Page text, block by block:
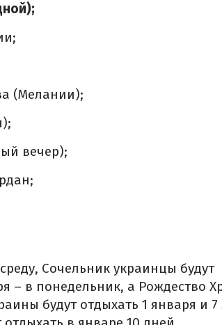
(Мелании);
вечер);
Сочельник украинцы будут
– в понедельник, а Рождество
будут отдыхать 1 января и 7